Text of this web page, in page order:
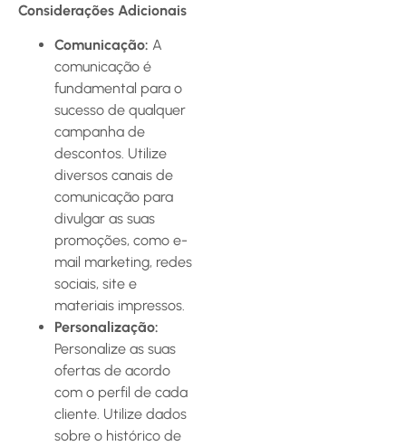
Considerações Adicionais
Comunicação: A
comunicação é
fundamental para o
sucesso de qualquer
campanha de
descontos. Utilize
diversos canais de
comunicação para
divulgar as suas
promoções, como e-
mail marketing, redes
sociais, site e
materiais impressos.
Personalização:
Personalize as suas
ofertas de acordo
com o perfil de cada
cliente. Utilize dados
sobre o histórico de